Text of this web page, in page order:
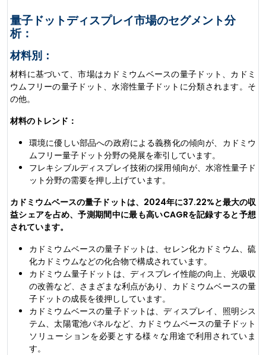
量子ドットディスプレイ市場のセグメント分
析：
材料別：
材料に基づいて、市場はカドミウムベースの量子ドット、カドミ
ウムフリーの量子ドット、水溶性量子ドットに分類されます。そ
の他。
材料のトレンド：
環境に優しい部品への政府による義務化の傾向が、カドミウ
ムフリー量子ドット分野の発展を牽引しています。
フレキシブルディスプレイ技術の採用傾向が、水溶性量子ド
ット分野の需要を押し上げています。
カドミウムベースの量子ドットは、2024年に37.22%と最大の収
益シェアを占め、予測期間中に最も高いCAGRを記録すると予想
されています。
カドミウムベースの量子ドットは、セレン化カドミウム、硫
化カドミウムなどの化合物で構成されています。
カドミウム量子ドットは、ディスプレイ性能の向上、光吸収
の改善など、さまざまな利点があり、カドミウムベースの量
子ドットの成長を後押ししています。
カドミウムベースの量子ドットは、ディスプレイ、照明シス
テム、太陽電池パネルなど、カドミウムベースの量子ドット
ソリューションを必要とする様々な用途で利用されていま
す。